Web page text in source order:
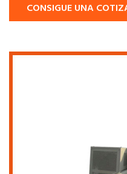
CONSIGUE UNA